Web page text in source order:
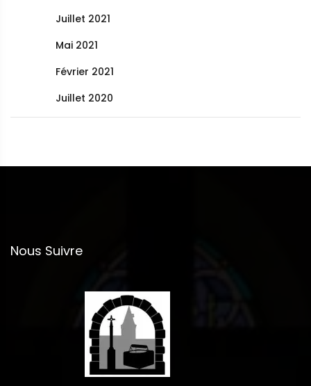
Juillet 2021
Mai 2021
Février 2021
Juillet 2020
Nous Suivre